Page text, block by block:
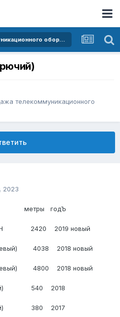
Покупка и продажа телекоммуникационного оборудования
телекоммуникационного
2023
метры годЪ
7 кН 2420 2019 новый
4038 2018 новый
4800 2018 новый
(черный) 540 2018
(черный) 380 2017